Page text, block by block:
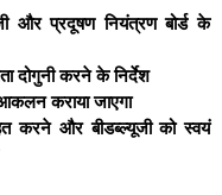
और प्रदूषण नियंत्रण बोर्ड के
दोगुनी करने के निर्देश
कराया जाएगा
करने और बीडब्ल्यूजी को स्वयं